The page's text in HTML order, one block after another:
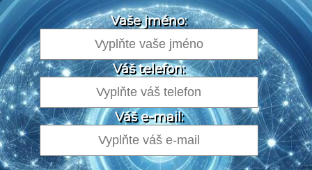
Vaše jméno:
Váš telefon:
Váš e-mail: